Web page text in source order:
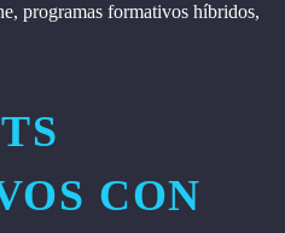
programas formativos híbridos,
CON